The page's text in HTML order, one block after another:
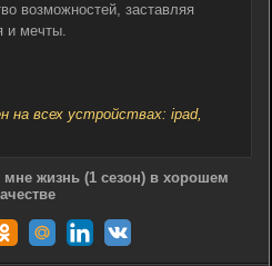
возможностей, заставляя
и мечты.
на всех устройствах: ipad,
жизнь (1 сезон) в хорошем